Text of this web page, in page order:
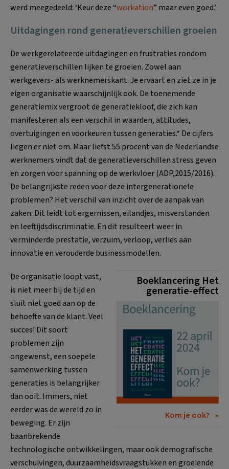
werd meegedeeld: ‘Keur deze “workation” maar even goed.’
Uitdagingen rond generatieverschillen groeien
De werkgerelateerde uitdagingen en frustraties rondom
generatieverschillen lijken te groeien. Zowel aan
werkgevers- als werknemerskant. Je ervaart en ziet ze in je
eigen organisatie waarschijnlijk ook. De toenemende
generatiemix vergroot de generatiekloof, die zich kan
manifesteren als een verschil in waarden, attitudes,
overtuigingen en voorkeuren tussen generaties.* De cijfers
liegen er niet om. Maar liefst 55 procent van de Nederlandse
werknemers vindt dat de generatieverschillen stress geven
en zorgen voor spanning op de werkvloer (ADP,2015/2016).
De belangrijkste reden voor deze intergenerationele
problemen? Het verschil van inzicht over de aanpak van
zaken. Dit leidt tot ergernissen, eilandjes, misverstanden
en leeftijdsdiscriminatie. En dit resulteert weer in
verminderde prestatie, verzuim, verloop, verlies aan
innovatie en verouderde businessmodellen.
Boeklancering Het
generatie-effect
Kom je ook?
De organisatie loopt vast,
is niet meer bij de tijd en
sluit niet goed aan op de
behoefte van de klant. Veel
succes! Dit soort
problemen zijn
ongewenst, een soepele
samenwerking tussen
generaties is belangrijker
dan ooit. Immers, niet
eerder was de wereld zo in
beweging. Er zijn
baanbrekende
technologische ontwikkelingen, maar ook demografische
verschuivingen, duurzaamheidsvraagstukken en groeiende